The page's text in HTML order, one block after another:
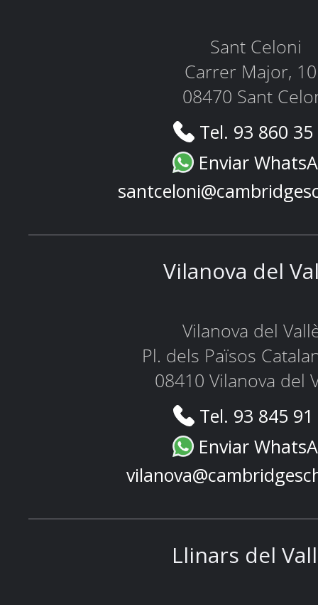
Sant Celoni
Carrer Major,
08470 Sant
Tel. 93 860
Enviar
Vilanova del
Vilanova del
Pl. dels Països
08410 Vilanova del
Tel. 93 845
Enviar
Llinars del